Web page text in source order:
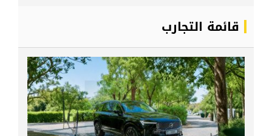
قائمة التجارب